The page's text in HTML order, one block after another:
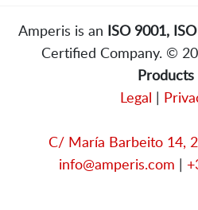
Amperis is an ISO 9001,
Certified Company. ©
Products
Legal |
C/ María Barbeito 14,
info@amperis.com |